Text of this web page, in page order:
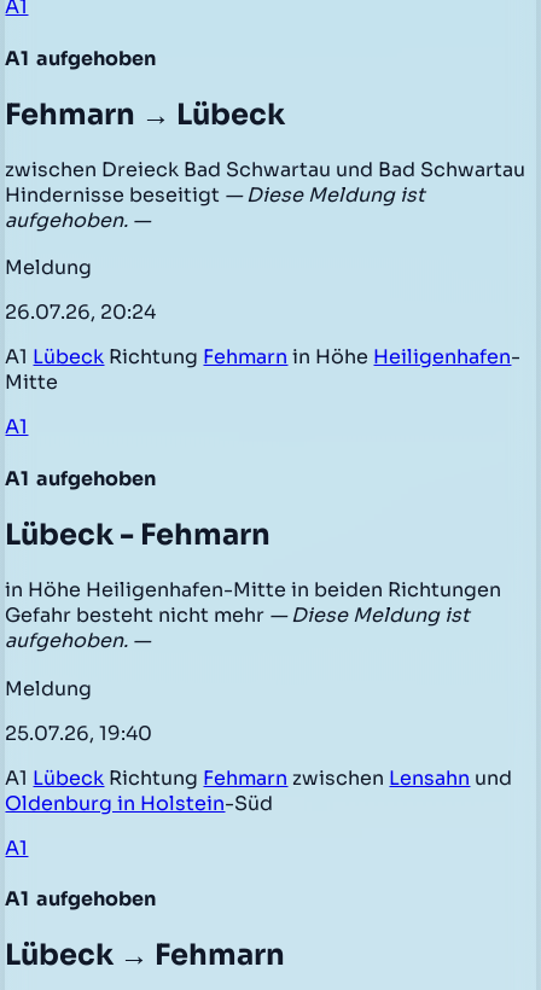
A1
A1 aufgehoben
Fehmarn → Lübeck
zwischen Dreieck Bad Schwartau und Bad Schwartau
Hindernisse beseitigt — Diese Meldung ist
aufgehoben. —
Meldung
26.07.26, 20:24
A1 Lübeck Richtung Fehmarn in Höhe Heiligenhafen-
Mitte
A1
A1 aufgehoben
Lübeck - Fehmarn
in Höhe Heiligenhafen-Mitte in beiden Richtungen
Gefahr besteht nicht mehr — Diese Meldung ist
aufgehoben. —
Meldung
25.07.26, 19:40
A1 Lübeck Richtung Fehmarn zwischen Lensahn und
Oldenburg in Holstein-Süd
A1
A1 aufgehoben
Lübeck → Fehmarn